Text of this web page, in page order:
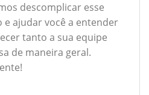
descomplicar esse
ajudar você a entender
tanto a sua equipe
de maneira geral.